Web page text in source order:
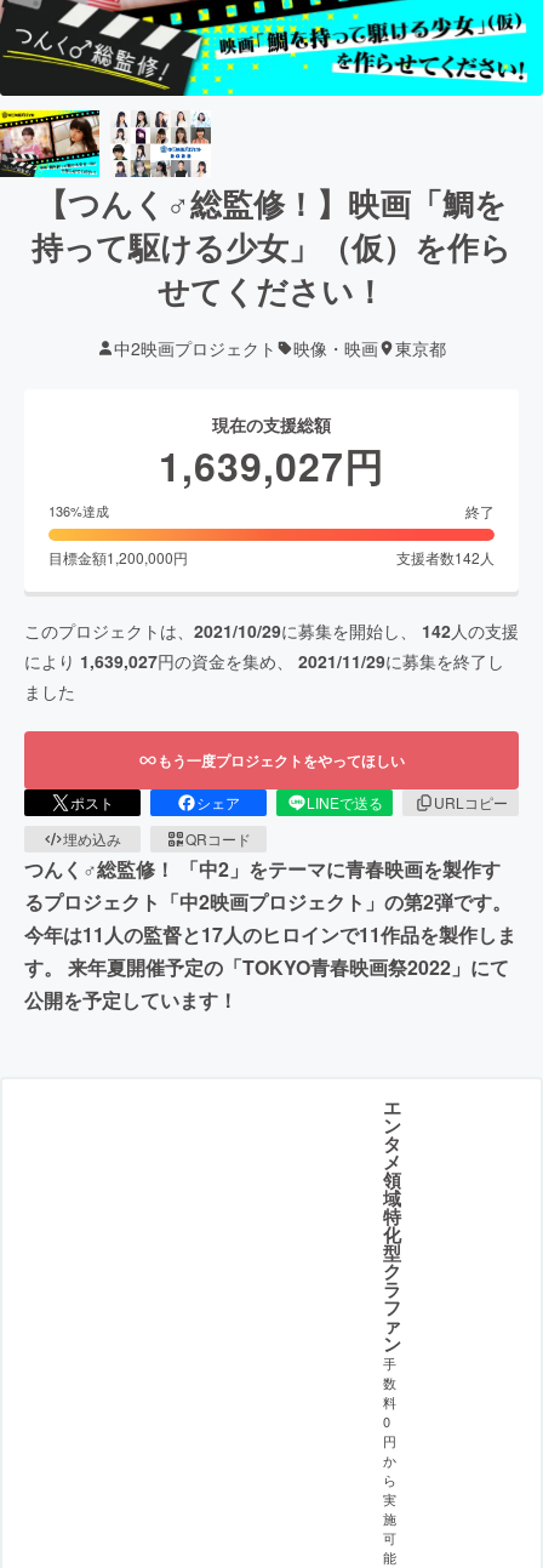
【つんく♂総監修！】映画「鯛を
持って駆ける少女」（仮）を作ら
せてください！
中2映画プロジェクト 映像・映画 東京都
現在の支援総額
1,639,027円
136%達成 終了
目標金額1,200,000円 支援者数142 人
このプロジェクトは、 2021/10/29に募集を開始し、 142人の支援
により 1,639,027円の資金を集め、 2021/11/29に募集を終了し
ました
もう一度プロジェクトをやってほしい
ポスト シェア LINEで送る
URLコピー
埋め込み
QRコード
つんく♂総監修！ 「中2」をテーマに青春映画を製作す
るプロジェクト「中2映画プロジェクト」の第2弾です。
今年は11人の監督と17人のヒロインで11作品を製作しま
す。 来年夏開催予定の「TOKYO青春映画祭2022」にて
公開を予定しています！
エ
ン
タ
メ
領
域
特
化
型
ク
ラ
フ
ァ
ン
手
数
料
0
円
か
ら
実
施
可
能